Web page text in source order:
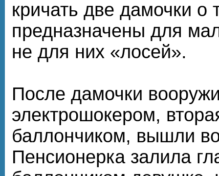
кричать две дамочки о
предназначены для
не для них «лосей».
После дамочки
электрошокером,
баллончиком, вышли
Пенсионерка залила